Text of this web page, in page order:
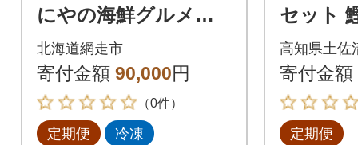
にやの海鮮グルメ
オホーツクの海の幸
をお届けする定期便
全6回
北海道網走市
寄付金額 90,000円
（0件）
定期便 冷凍
セット
き鳥 お
小夏調
8】
高知県土佐
寄付金額
定期便